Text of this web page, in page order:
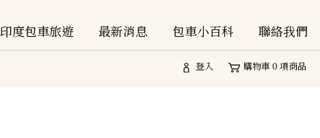
印度包車旅遊 最新消息 包車小百科 聯絡我們
登入 購物車0 項商品